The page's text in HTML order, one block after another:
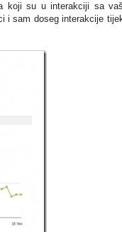
koji su u interakciji sa
i sam doseg interakcije